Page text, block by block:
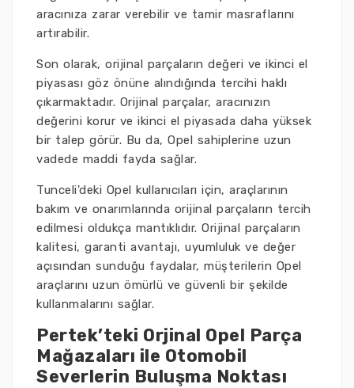
aracınıza zarar verebilir ve tamir masraflarını
artırabilir.
Son olarak, orijinal parçaların değeri ve ikinci el
piyasası göz önüne alındığında tercihi haklı
çıkarmaktadır. Orijinal parçalar, aracınızın
değerini korur ve ikinci el piyasada daha yüksek
bir talep görür. Bu da, Opel sahiplerine uzun
vadede maddi fayda sağlar.
Tunceli'deki Opel kullanıcıları için, araçlarının
bakım ve onarımlarında orijinal parçaların tercih
edilmesi oldukça mantıklıdır. Orijinal parçaların
kalitesi, garanti avantajı, uyumluluk ve değer
açısından sunduğu faydalar, müşterilerin Opel
araçlarını uzun ömürlü ve güvenli bir şekilde
kullanmalarını sağlar.
Pertek’teki Orjinal Opel Parça
Mağazaları ile Otomobil
Severlerin Buluşma Noktası